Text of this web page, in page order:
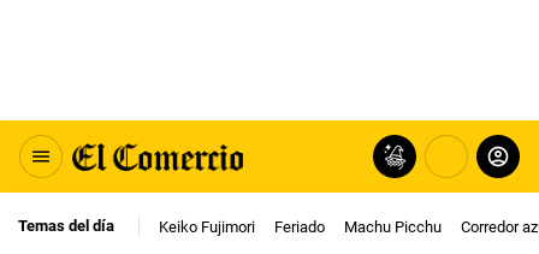
Temas del día Keiko Fujimori Feriado Machu Picchu Corredor